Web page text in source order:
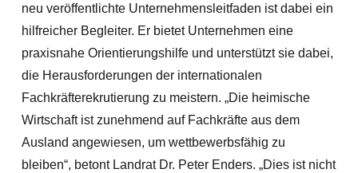
neu veröffentlichte Unternehmensleitfaden ist dabei ein
hilfreicher Begleiter. Er bietet Unternehmen eine
praxisnahe Orientierungshilfe und unterstützt sie dabei,
die Herausforderungen der internationalen
Fachkräfterekrutierung zu meistern. „Die heimische
Wirtschaft ist zunehmend auf Fachkräfte aus dem
Ausland angewiesen, um wettbewerbsfähig zu
bleiben“, betont Landrat Dr. Peter Enders. „Dies ist nicht